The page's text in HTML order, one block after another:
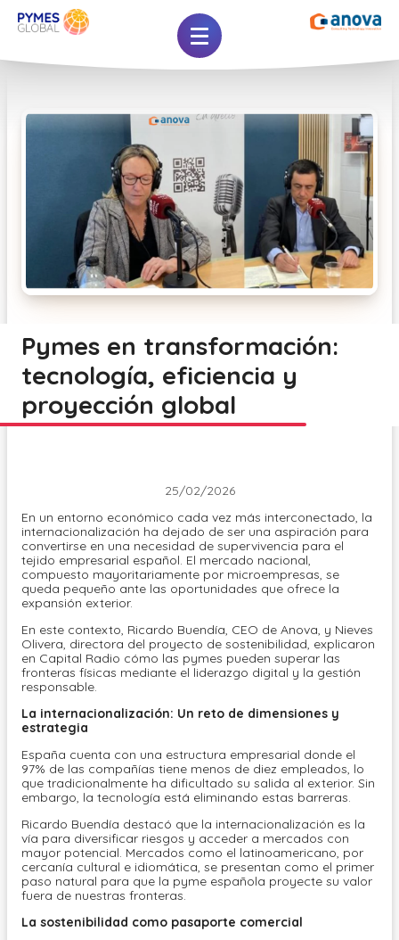
Pymes en transformación:
tecnología, eficiencia y
proyección global
25/02/2026
En un entorno económico cada vez más interconectado, la
internacionalización ha dejado de ser una aspiración para
convertirse en una necesidad de supervivencia para el
tejido empresarial español. El mercado nacional,
compuesto mayoritariamente por microempresas, se
queda pequeño ante las oportunidades que ofrece la
expansión exterior.
En este contexto, Ricardo Buendía, CEO de Anova, y Nieves
Olivera, directora del proyecto de sostenibilidad, explicaron
en Capital Radio cómo las pymes pueden superar las
fronteras físicas mediante el liderazgo digital y la gestión
responsable.
La internacionalización: Un reto de dimensiones y
estrategia
España cuenta con una estructura empresarial donde el
97% de las compañías tiene menos de diez empleados, lo
que tradicionalmente ha dificultado su salida al exterior. Sin
embargo, la tecnología está eliminando estas barreras.
Ricardo Buendía destacó que la internacionalización es la
vía para diversificar riesgos y acceder a mercados con
mayor potencial. Mercados como el latinoamericano, por
cercanía cultural e idiomática, se presentan como el primer
paso natural para que la pyme española proyecte su valor
fuera de nuestras fronteras.
La sostenibilidad como pasaporte comercial